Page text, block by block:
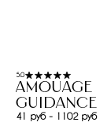
5.0
Amouage
Guidance
41 руб - 1102 руб